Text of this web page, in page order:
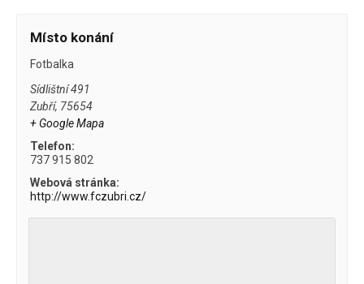
Místo konání
Fotbalka
Sídlištní 491
Zubří, 75654
+ Google Mapa
Telefon:
737 915 802
Webová stránka:
http://www.fczubri.cz/